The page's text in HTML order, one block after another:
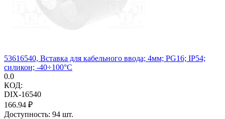
53616540, Вставка для кабельного ввода; 4мм; PG16; IP54;
силикон; -40÷100°C
0.0
КОД:
DIX-16540
166.94 ₽
Доступность: 94 шт.